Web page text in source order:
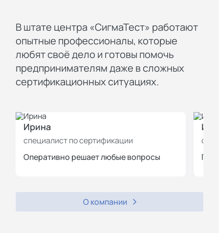
В штате центра «СигмаТест» работают
опытные профессионалы, которые
любят своё дело и готовы помочь
предпринимателям даже в сложных
сертификационных ситуациях.
Ирина
специалист по сертификации
Оперативно решает любые вопросы
О компании